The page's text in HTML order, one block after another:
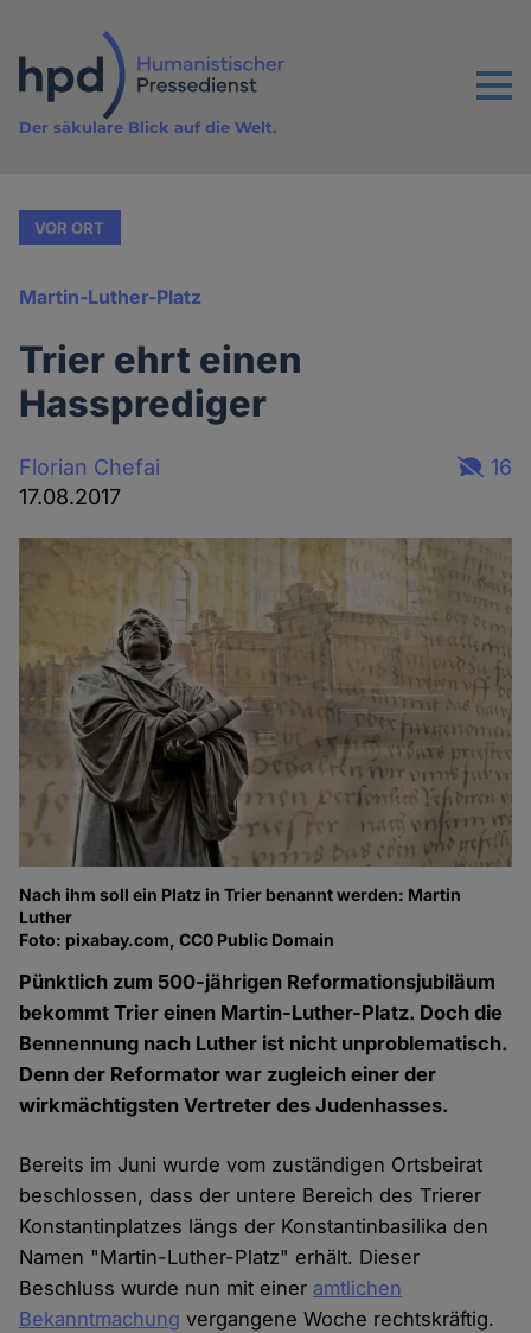
Inhalt
Menu
Der säkulare Blick auf die Welt.
VOR ORT
Martin-Luther-Platz
Trier ehrt einen
Hassprediger
Florian Chefai
17.08.2017
16
Nach ihm soll ein Platz in Trier benannt werden: Martin
Luther
Foto: pixabay.com, CC0 Public Domain
Pünktlich zum 500-jährigen Reformationsjubiläum
bekommt Trier einen Martin-Luther-Platz. Doch die
Bennennung nach Luther ist nicht unproblematisch.
Denn der Reformator war zugleich einer der
wirkmächtigsten Vertreter des Judenhasses.
Bereits im Juni wurde vom zuständigen Ortsbeirat
beschlossen, dass der untere Bereich des Trierer
Konstantinplatzes längs der Konstantinbasilika den
Namen "Martin-Luther-Platz" erhält. Dieser
Beschluss wurde nun mit einer amtlichen
Bekanntmachung vergangene Woche rechtskräftig.